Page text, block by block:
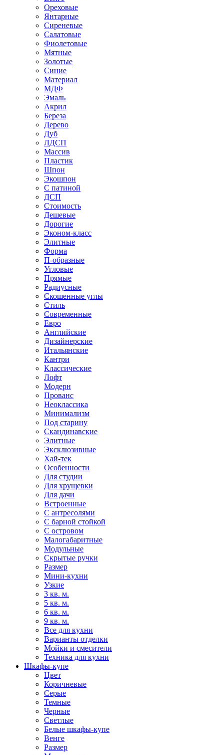
Ореховые
Янтарные
Сиреневые
Салатовые
Фиолетовые
Мятные
Золотые
Синие
Материал
МДФ
Эмаль
Акрил
Береза
Дерево
Дуб
ЛДСП
Массив
Пластик
Шпон
Экошпон
С патиной
ДСП
Стоимость
Дешевые
Дорогие
Эконом-класс
Элитные
Форма
П-образные
Угловые
Прямые
Радиусные
Скошенные углы
Стиль
Современные
Евро
Английские
Дизайнерские
Итальянские
Кантри
Классические
Лофт
Модерн
Прованс
Неоклассика
Минимализм
Под старину
Скандинавские
Элитные
Эксклюзивные
Хай-тек
Особенности
Для студии
Для хрущевки
Для дачи
Встроенные
С антресолями
С барной стойкой
С островом
Малогабаритные
Модульные
Скрытые ручки
Размер
Мини-кухни
Узкие
3 кв. м.
5 кв. м.
6 кв. м.
9 кв. м.
Все для кухни
Варианты отделки
Мойки и смесители
Техника для кухни
Шкафы-купе
Цвет
Коричневые
Серые
Темные
Черные
Светлые
Белые шкафы-купе
Венге
Размер